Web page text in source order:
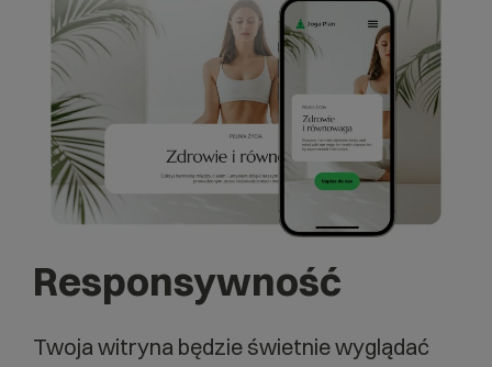
Responsywność
Twoja witryna będzie świetnie wyglądać